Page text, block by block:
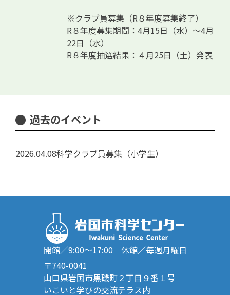
※クラブ員募集（R８年度募集終了）
R８年度募集期間：4月15日（水）～4月
22日（水）
R８年度抽選結果：４月25日（土）発表
過去のイベント
2026.04.08科学クラブ員募集（小学生）
開館／9:00～17:00 休館／毎週月曜日
〒740-0041
山口県岩国市黒磯町２丁目９番１号
いこいと学びの交流テラス内